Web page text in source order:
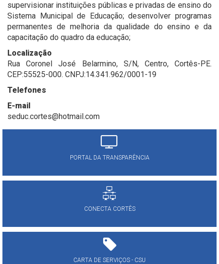
supervisionar instituições públicas e privadas de ensino do
Sistema Municipal de Educação; desenvolver programas
permanentes de melhoria da qualidade do ensino e da
capacitação do quadro da educação;
Localização
Rua Coronel José Belarmino, S/N, Centro, Cortês-PE.
CEP:55525-000. CNPJ:14.341.962/0001-19
Telefones
E-mail
seduc.cortes@hotmail.com
PORTAL DA TRANSPARÊNCIA
CONECTA CORTÊS
CARTA DE SERVIÇOS - CSU